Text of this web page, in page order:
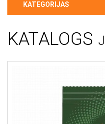
KATEGORIJAS
KATALOGS